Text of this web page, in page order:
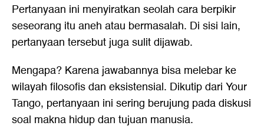
Pertanyaan ini menyiratkan seolah cara berpikir
seseorang itu aneh atau bermasalah. Di sisi lain,
pertanyaan tersebut juga sulit dijawab.
Mengapa? Karena jawabannya bisa melebar ke
wilayah filosofis dan eksistensial. Dikutip dari Your
Tango, pertanyaan ini sering berujung pada diskusi
soal makna hidup dan tujuan manusia.